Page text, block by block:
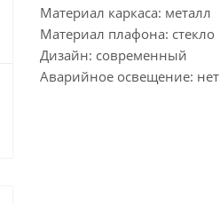
Материал каркаса: металл
Материал плафона: стекло
Дизайн: современный
Аварийное освещение: нет